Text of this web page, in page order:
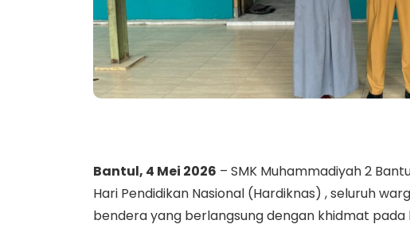
Bantul, 4 Mei 2026 – SMK Muhammadiyah 2
Hari Pendidikan Nasional (Hardiknas) , seluruh
bendera yang berlangsung dengan khidmat pada